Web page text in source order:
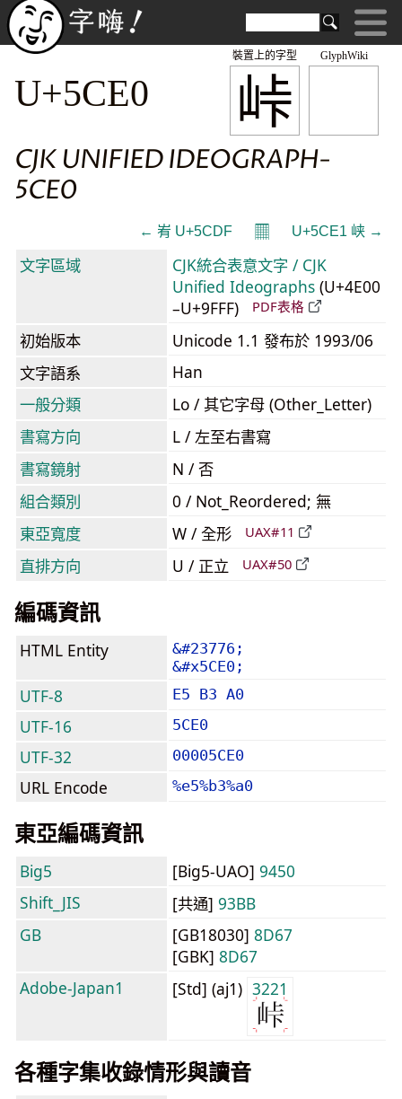
GlyphWiki
峠
裝置上的字型
U+5CE0
CJK UNIFIED IDEOGRAPH-
5CE0
← 峟 U+5CDF 𝄜 U+5CE1 峡 →
文字區域
CJK統合表意文字 / CJK
Unified Ideographs (U+4E00
–U+9FFF)
PDF表格
初始版本
Unicode 1.1 發布於 1993/06
文字語系
Han
一般分類
Lo / 其它字母 (Other_Letter)
書寫方向
L / 左至右書寫
書寫鏡射
N / 否
組合類別
0 / Not_Reordered; 無
東亞寬度
W / 全形 UAX#11
直排方向 U / 正立 UAX#50
編碼資訊
HTML Entity
&#23776;
&#x5CE0;
UTF-8 E5 B3 A0
UTF-16 5CE0
UTF-32 00005CE0
URL Encode %e5%b3%a0
東亞編碼資訊
Big5 [Big5-UAO] 9450
Shift_JIS
[共通] 93BB
GB
[GB18030] 8D67
[GBK] 8D67
Adobe-Japan1
[Std] (aj1) 3221
各種字集收錄情形與讀音